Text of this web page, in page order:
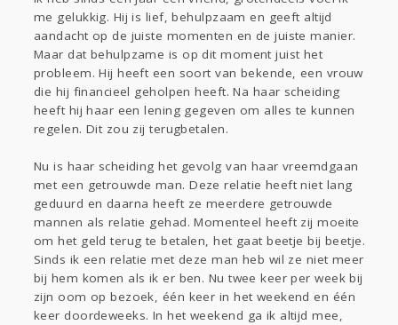
Contact Viva zoekt
Gevraagd
Horen Doen
Zien
Lezen
me gelukkig. Hij is lief, behulpzaam en geeft altijd
aandacht op de juiste momenten en de juiste manier.
Maar dat behulpzame is op dit moment juist het
probleem. Hij heeft een soort van bekende, een vrouw
die hij financieel geholpen heeft. Na haar scheiding
heeft hij haar een lening gegeven om alles te kunnen
regelen. Dit zou zij terugbetalen.
Nu is haar scheiding het gevolg van haar vreemdgaan
met een getrouwde man. Deze relatie heeft niet lang
geduurd en daarna heeft ze meerdere getrouwde
mannen als relatie gehad. Momenteel heeft zij moeite
om het geld terug te betalen, het gaat beetje bij beetje.
Sinds ik een relatie met deze man heb wil ze niet meer
bij hem komen als ik er ben. Nu twee keer per week bij
zijn oom op bezoek, één keer in het weekend en één
keer doordeweeks. In het weekend ga ik altijd mee,